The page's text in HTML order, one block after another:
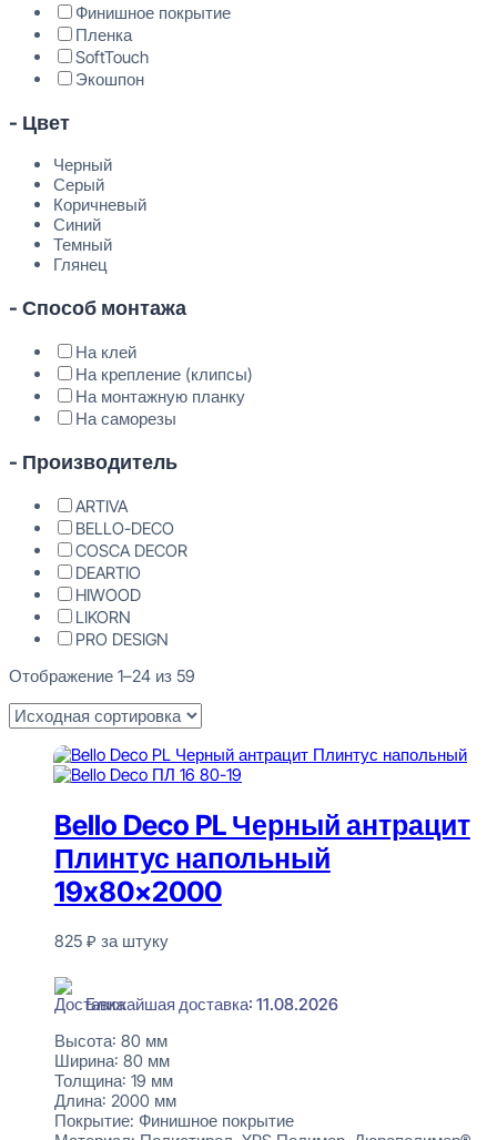
Финишное покрытие
Пленка
SoftTouch
Экошпон
- Цвет
Черный
Серый
Коричневый
Синий
Темный
Глянец
- Способ монтажа
На клей
На крепление (клипсы)
На монтажную планку
На саморезы
- Производитель
ARTIVA
BELLO-DECO
COSCA DECOR
DEARTIO
HIWOOD
LIKORN
PRO DESIGN
Отображение 1–24 из 59
Bello Deco PL Черный антрацит
Плинтус напольный
19x80x2000
825 ₽ за штуку
Ближайшая доставка: 11.08.2026
Высота: 80 мм
Ширина: 80 мм
Толщина: 19 мм
Длина: 2000 мм
Покрытие: Финишное покрытие